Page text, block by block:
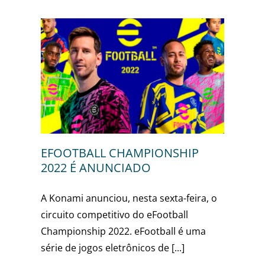
EFOOTBALL CHAMPIONSHIP
2022 É ANUNCIADO
A Konami anunciou, nesta sexta-feira, o
circuito competitivo do eFootball
Championship 2022. eFootball é uma
série de jogos eletrônicos de [...]